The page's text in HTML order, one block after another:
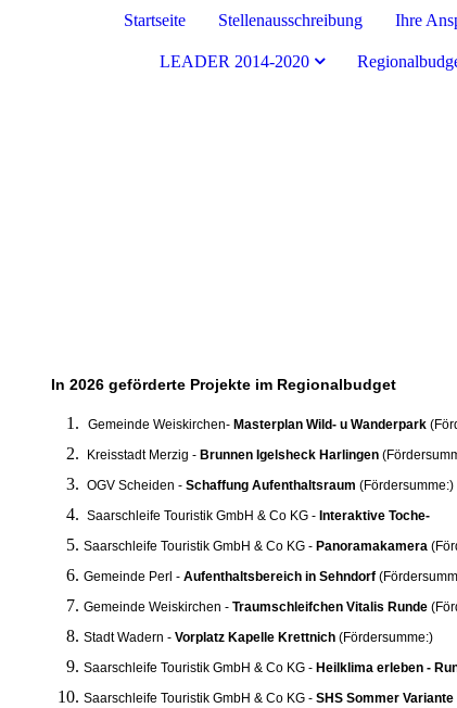
Startseite Stellenausschreibung Ihre
LEADER 2014-2020
In 2026 geförderte Projekte im Regionalbudget
Gemeinde Weiskirchen- Masterplan Wild- u Wanderpark
Kreisstadt Merzig - Brunnen Igelsheck Harlingen
OGV Scheiden - Schaffung Aufenthaltsraum (Fördersumme:)
Saarschleife Touristik GmbH & Co KG - Interaktive
Saarschleife Touristik GmbH & Co KG - Panoramakamera
Gemeinde Perl - Aufenthaltsbereich in Sehndorf
Gemeinde Weiskirchen - Traumschleifchen Vitalis Runde
Stadt Wadern - Vorplatz Kapelle Krettnich (Fördersumme:)
Saarschleife Touristik GmbH & Co KG - Heilklima erleben -
Saarschleife Touristik GmbH & Co KG - SHS Sommer Variante